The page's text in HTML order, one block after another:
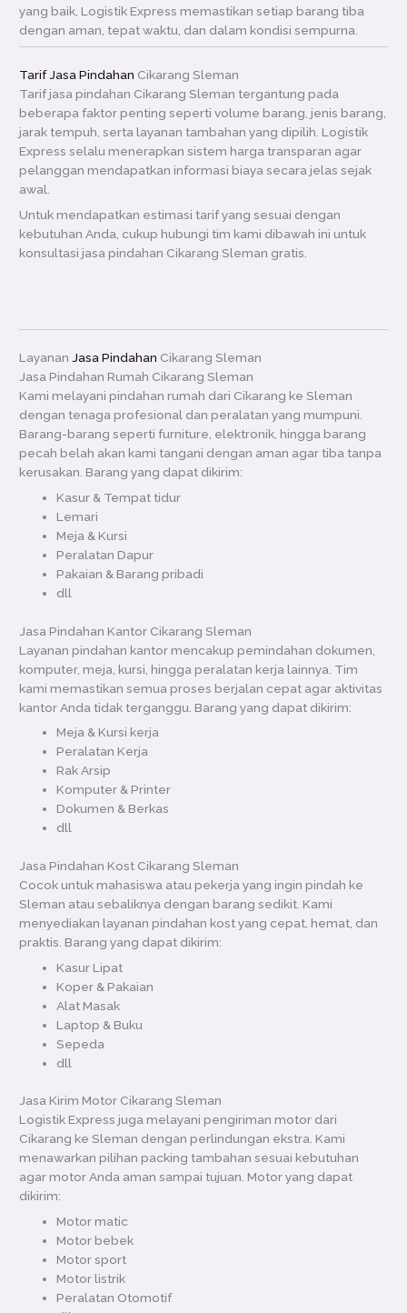
yang baik, Logistik Express memastikan setiap barang tiba
dengan aman, tepat waktu, dan dalam kondisi sempurna.
Tarif Jasa Pindahan Cikarang Sleman
Tarif jasa pindahan Cikarang Sleman tergantung pada
beberapa faktor penting seperti volume barang, jenis barang,
jarak tempuh, serta layanan tambahan yang dipilih. Logistik
Express selalu menerapkan sistem harga transparan agar
pelanggan mendapatkan informasi biaya secara jelas sejak
awal.
Untuk mendapatkan estimasi tarif yang sesuai dengan
kebutuhan Anda, cukup hubungi tim kami dibawah ini untuk
konsultasi jasa pindahan Cikarang Sleman gratis.
LayananJasa Pindahan Cikarang Sleman
Jasa Pindahan Rumah Cikarang Sleman
Kami melayani pindahan rumah dari Cikarang ke Sleman
dengan tenaga profesional dan peralatan yang mumpuni.
Barang-barang seperti furniture, elektronik, hingga barang
pecah belah akan kami tangani dengan aman agar tiba tanpa
kerusakan. Barang yang dapat dikirim:
Kasur & Tempat tidur
Lemari
Meja & Kursi
Peralatan Dapur
Pakaian & Barang pribadi
dll
Jasa Pindahan Kantor Cikarang Sleman
Layanan pindahan kantor mencakup pemindahan dokumen,
komputer, meja, kursi, hingga peralatan kerja lainnya. Tim
kami memastikan semua proses berjalan cepat agar aktivitas
kantor Anda tidak terganggu. Barang yang dapat dikirim:
Meja & Kursi kerja
Peralatan Kerja
Rak Arsip
Komputer & Printer
Dokumen & Berkas
dll
Jasa Pindahan Kost Cikarang Sleman
Cocok untuk mahasiswa atau pekerja yang ingin pindah ke
Sleman atau sebaliknya dengan barang sedikit. Kami
menyediakan layanan pindahan kost yang cepat, hemat, dan
praktis. Barang yang dapat dikirim:
Kasur Lipat
Koper & Pakaian
Alat Masak
Laptop & Buku
Sepeda
dll
Jasa Kirim Motor Cikarang Sleman
Logistik Express juga melayani pengiriman motor dari
Cikarang ke Sleman dengan perlindungan ekstra. Kami
menawarkan pilihan packing tambahan sesuai kebutuhan
agar motor Anda aman sampai tujuan. Motor yang dapat
dikirim:
Motor matic
Motor bebek
Motor sport
Motor listrik
Peralatan Otomotif